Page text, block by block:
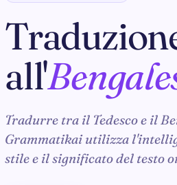
all'
Tradurre tra il Tedesco e il
Grammatikai utilizza
stile e il significato del testo